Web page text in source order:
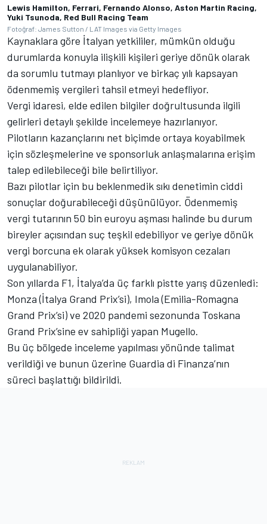
Lewis Hamilton, Ferrari, Fernando Alonso, Aston Martin Racing,
Yuki Tsunoda, Red Bull Racing Team
Fotoğraf: James Sutton / LAT Images via Getty Images
Kaynaklara göre İtalyan yetkililer, mümkün olduğu
durumlarda konuyla ilişkili kişileri geriye dönük olarak
da sorumlu tutmayı planlıyor ve birkaç yılı kapsayan
ödenmemiş vergileri tahsil etmeyi hedefliyor.
Vergi idaresi, elde edilen bilgiler doğrultusunda ilgili
gelirleri detaylı şekilde incelemeye hazırlanıyor.
Pilotların kazançlarını net biçimde ortaya koyabilmek
için sözleşmelerine ve sponsorluk anlaşmalarına erişim
talep edilebileceği bile belirtiliyor.
Bazı pilotlar için bu beklenmedik sıkı denetimin ciddi
sonuçlar doğurabileceği düşünülüyor. Ödenmemiş
vergi tutarının 50 bin euroyu aşması halinde bu durum
bireyler açısından suç teşkil edebiliyor ve geriye dönük
vergi borcuna ek olarak yüksek komisyon cezaları
uygulanabiliyor.
Son yıllarda F1, İtalya’da üç farklı pistte yarış düzenledi:
Monza (İtalya Grand Prix’si), Imola (Emilia-Romagna
Grand Prix’si) ve 2020 pandemi sezonunda Toskana
Grand Prix’sine ev sahipliği yapan Mugello.
Bu üç bölgede inceleme yapılması yönünde talimat
verildiği ve bunun üzerine Guardia di Finanza’nın
süreci başlattığı bildirildi.